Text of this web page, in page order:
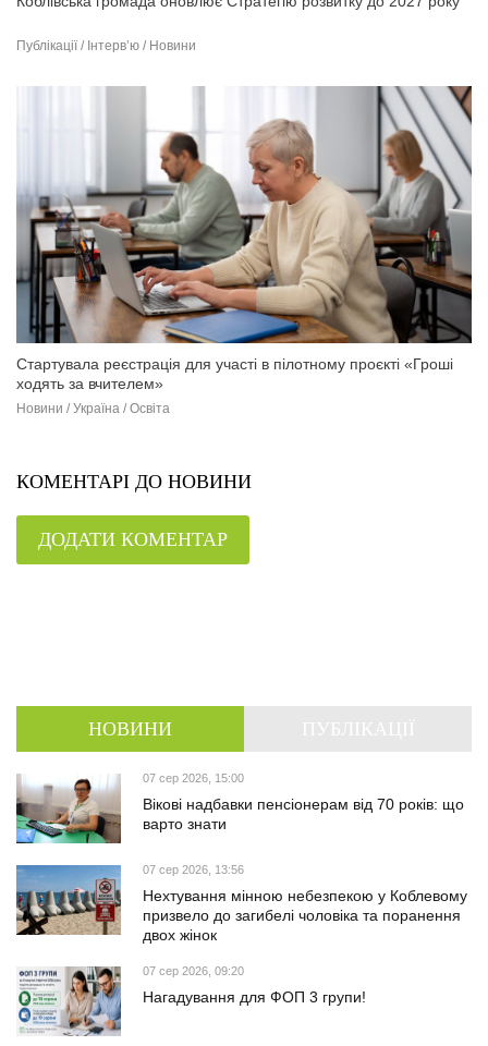
Публікації / Інтерв’ю / Новини
Стартувала реєстрація для участі в пілотному проєкті «Гроші
ходять за вчителем»
Новини / Україна / Освіта
КОМЕНТАРІ ДО НОВИНИ
ДОДАТИ КОМЕНТАР
НОВИНИ
07 сер 2026, 15:00
Вікові надбавки пенсіонерам від 70 років: що
варто знати
07 сер 2026, 13:56
Нехтування мінною небезпекою у Коблевому
призвело до загибелі чоловіка та поранення
двох жінок
07 сер 2026, 09:20
Нагадування для ФОП 3 групи!